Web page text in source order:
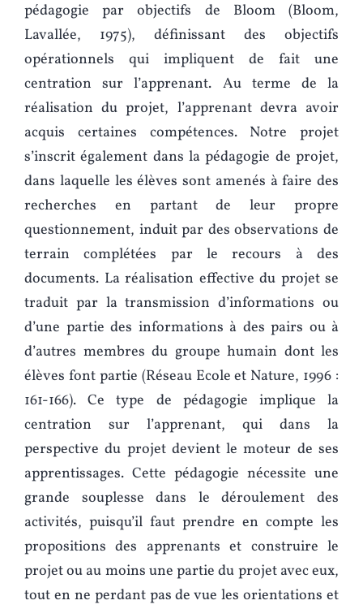
pédagogie par objectifs de Bloom (Bloom,
Lavallée, 1975), définissant des objectifs
opérationnels qui impliquent de fait une
centration sur l’apprenant. Au terme de la
réalisation du projet, l’apprenant devra avoir
acquis certaines compétences. Notre projet
s’inscrit également dans la pédagogie de projet,
dans laquelle les élèves sont amenés à faire des
recherches en partant de leur propre
questionnement, induit par des observations de
terrain complétées par le recours à des
documents. La réalisation effective du projet se
traduit par la transmission d’informations ou
d’une partie des informations à des pairs ou à
d’autres membres du groupe humain dont les
élèves font partie (Réseau Ecole et Nature, 1996 :
161‑166). Ce type de pédagogie implique la
centration sur l’apprenant, qui dans la
perspective du projet devient le moteur de ses
apprentissages. Cette pédagogie nécessite une
grande souplesse dans le déroulement des
activités, puisqu’il faut prendre en compte les
propositions des apprenants et construire le
projet ou au moins une partie du projet avec eux,
tout en ne perdant pas de vue les orientations et